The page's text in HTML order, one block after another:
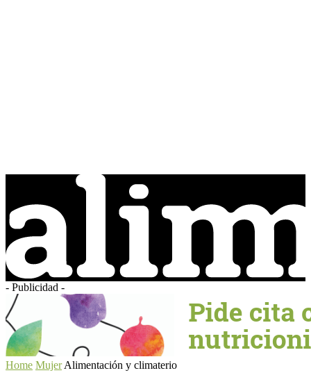
- Publicidad -
Home Mujer Alimentación y climaterio